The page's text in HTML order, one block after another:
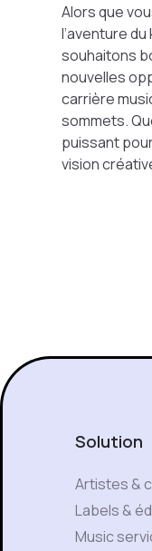
Alors que
l’aventure
souhaitons
nouvelles
carrière
sommets.
puissant
vision
Solution
Artistes &
Labels &
Music